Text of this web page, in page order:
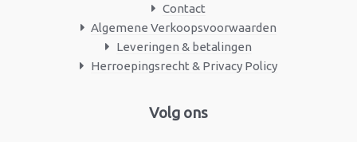
Contact
Algemene Verkoopsvoorwaarden
Leveringen & betalingen
Herroepingsrecht & Privacy Policy
Volg ons
Facebook